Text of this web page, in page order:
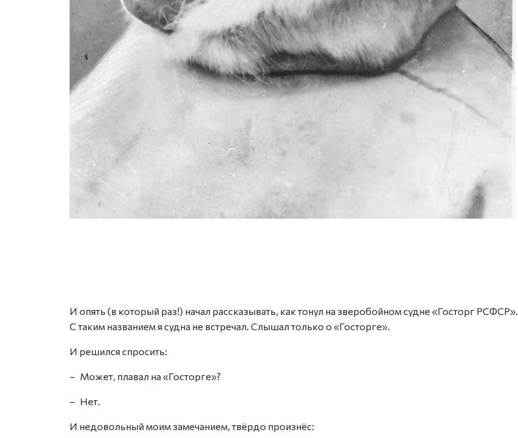
И опять (в который раз!) начал рассказывать, как тонул на зверобойном судне «Госторг РСФСР».
С таким названием я судна не встречал. Слышал только о «Госторге».
И решился спросить:
– Может, плавал на «Госторге»?
– Нет.
И недовольный моим замечанием, твёрдо произнёс: